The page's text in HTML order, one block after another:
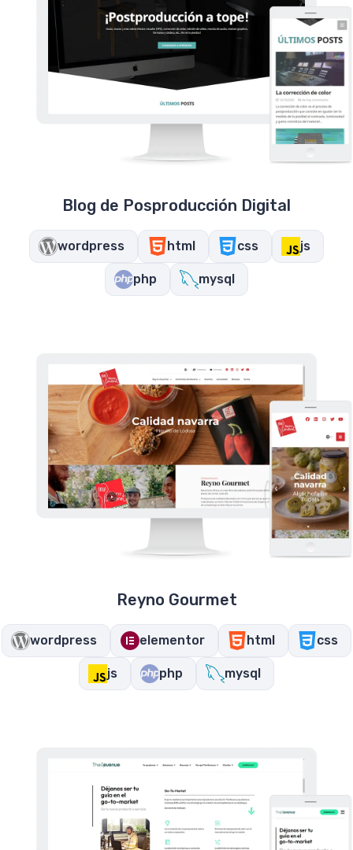
Blog de Posproducción Digital
wordpress html css js
php mysql
Reyno Gourmet
wordpress elementor html css
js php mysql